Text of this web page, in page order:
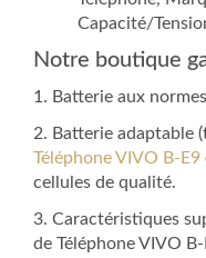
Capacité/
Notre boutique
1. Batterie aux
2. Batterie adaptable
Téléphone VIVO B-E9
cellules de qualité.
3. Caractéristiques
de Téléphone VIVO